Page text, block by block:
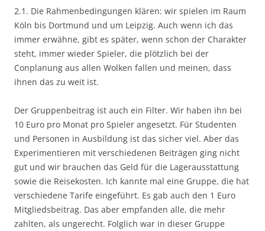
2.1. Die Rahmenbedingungen klären: wir spielen im Raum
Köln bis Dortmund und um Leipzig. Auch wenn ich das
immer erwähne, gibt es später, wenn schon der Charakter
steht, immer wieder Spieler, die plötzlich bei der
Conplanung aus allen Wolken fallen und meinen, dass
ihnen das zu weit ist.
Der Gruppenbeitrag ist auch ein Filter. Wir haben ihn bei
10 Euro pro Monat pro Spieler angesetzt. Für Studenten
und Personen in Ausbildung ist das sicher viel. Aber das
Experimentieren mit verschiedenen Beiträgen ging nicht
gut und wir brauchen das Geld für die Lagerausstattung
sowie die Reisekosten. Ich kannte mal eine Gruppe, die hat
verschiedene Tarife eingeführt. Es gab auch den 1 Euro
Mitgliedsbeitrag. Das aber empfanden alle, die mehr
zahlten, als ungerecht. Folglich war in dieser Gruppe